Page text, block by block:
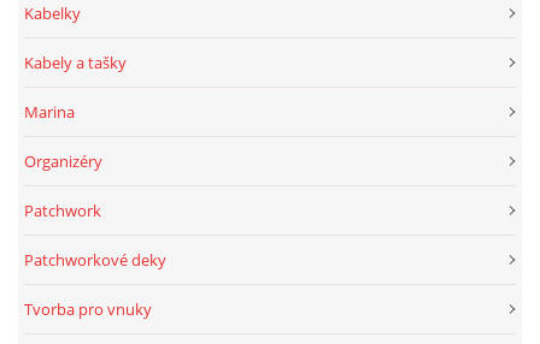
Kabelky
Kabely a tašky
Marina
Organizéry
Patchwork
Patchworkové deky
Tvorba pro vnuky